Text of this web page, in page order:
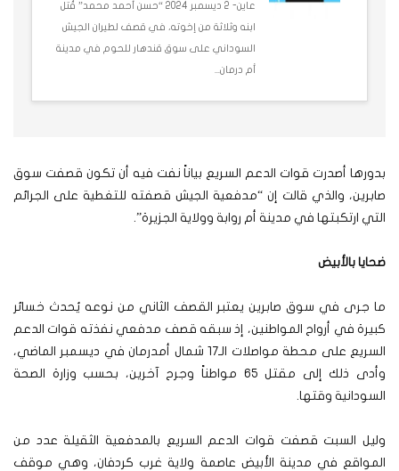
عاين- 2 ديسمبر 2024 “حسن أحمد محمد” قُتل
ابنه وثلاثة من إخوته، في قصف لطيران الجيش
السوداني على سوق قندهار للحوم في مدينة
أم درمان...
بدورها أصدرت قوات الدعم السريع بياناً نفت فيه أن تكون قصفت سوق
صابرين، والذي قالت إن “مدفعية الجيش قصفته للتغطية على الجرائم
التي ارتكبتها في مدينة أم روابة وولاية الجزيرة”.
ضحايا بالأبيض
ما جرى في سوق صابرين يعتبر القصف الثاني من نوعه يُحدث خسائر
كبيرة في أرواح المواطنين، إذ سبقه قصف مدفعي نفذته قوات الدعم
السريع على محطة مواصلات الـ17 شمال أمدرمان في ديسمبر الماضي،
وأدى ذلك إلى مقتل 65 مواطناً وجرح آخرين، بحسب وزارة الصحة
السودانية وقتها.
وليل السبت قصفت قوات الدعم السريع بالمدفعية الثقيلة عدد من
المواقع في مدينة الأبيض عاصمة ولاية غرب كردفان، وهي موقف